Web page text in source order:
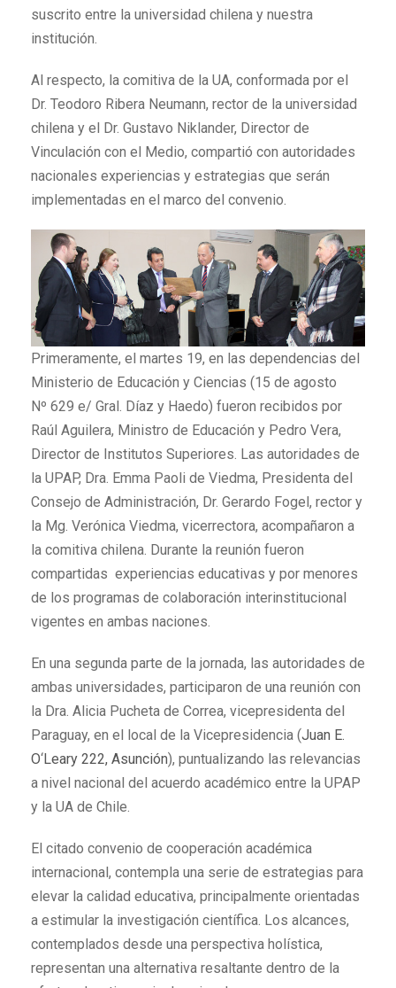
suscrito entre la universidad chilena y nuestra
institución.
Al respecto, la comitiva de la UA, conformada por el
Dr. Teodoro Ribera Neumann, rector de la universidad
chilena y el Dr. Gustavo Niklander, Director de
Vinculación con el Medio, compartió con autoridades
nacionales experiencias y estrategias que serán
implementadas en el marco del convenio.
Primeramente, el martes 19, en las dependencias del
Ministerio de Educación y Ciencias (15 de agosto
Nº 629 e/ Gral. Díaz y Haedo) fueron recibidos por
Raúl Aguilera, Ministro de Educación y Pedro Vera,
Director de Institutos Superiores. Las autoridades de
la UPAP, Dra. Emma Paoli de Viedma, Presidenta del
Consejo de Administración, Dr. Gerardo Fogel, rector y
la Mg. Verónica Viedma, vicerrectora, acompañaron a
la comitiva chilena. Durante la reunión fueron
compartidas experiencias educativas y por menores
de los programas de colaboración interinstitucional
vigentes en ambas naciones.
En una segunda parte de la jornada, las autoridades de
ambas universidades, participaron de una reunión con
la Dra. Alicia Pucheta de Correa, vicepresidenta del
Paraguay, en el local de la Vicepresidencia (Juan E.
O‘Leary 222, Asunción), puntualizando las relevancias
a nivel nacional del acuerdo académico entre la UPAP
y la UA de Chile.
El citado convenio de cooperación académica
internacional, contempla una serie de estrategias para
elevar la calidad educativa, principalmente orientadas
a estimular la investigación científica. Los alcances,
contemplados desde una perspectiva holística,
representan una alternativa resaltante dentro de la